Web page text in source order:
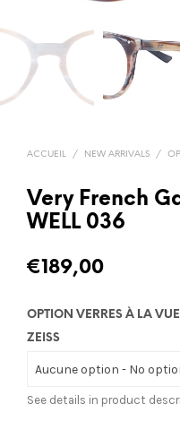
ACCUEIL / NEW ARRIVALS /
Very French
WELL 036
€189,00
OPTION VERRES À LA
ZEISS
See details in product